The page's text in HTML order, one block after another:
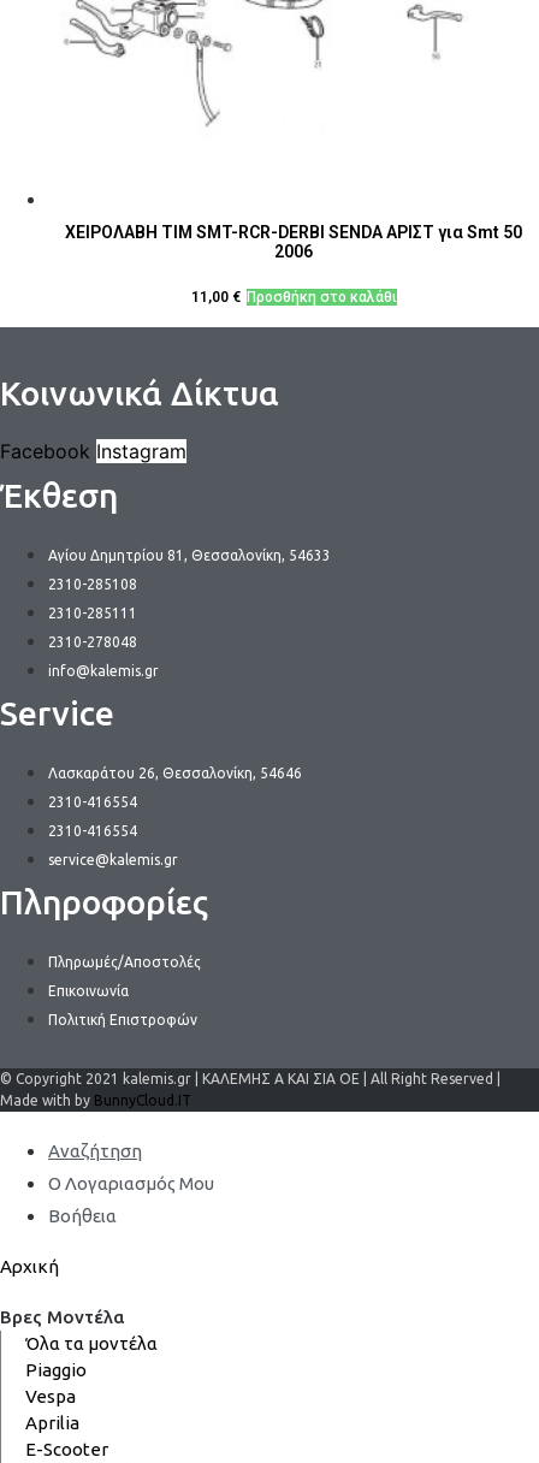
ΧΕΙΡΟΛΑΒΗ ΤΙΜ SMT-RCR-DERBI SENDA ΑΡΙΣΤ για Smt 50
2006
11,00 € Προσθήκη στο καλάθι
Κοινωνικά Δίκτυα
Facebook Instagram
Έκθεση
Αγίου Δημητρίου 81, Θεσσαλονίκη, 54633
2310-285108
2310-285111
2310-278048
info@kalemis.gr
Service
Λασκαράτου 26, Θεσσαλονίκη, 54646
2310-416554
2310-416554
service@kalemis.gr
Πληροφορίες
Πληρωμές/Αποστολές
Επικοινωνία
Πολιτική Επιστροφών
© Copyright 2021 kalemis.gr | ΚΑΛΕΜΗΣ Α ΚΑΙ ΣΙΑ ΟΕ | All Right Reserved |
Made with by BunnyCloud.IT
Αναζήτηση
Ο Λογαριασμός Μου
Βοήθεια
Αρχική
Βρες Μοντέλα
Όλα τα μοντέλα
Piaggio
Vespa
Aprilia
E-Scooter